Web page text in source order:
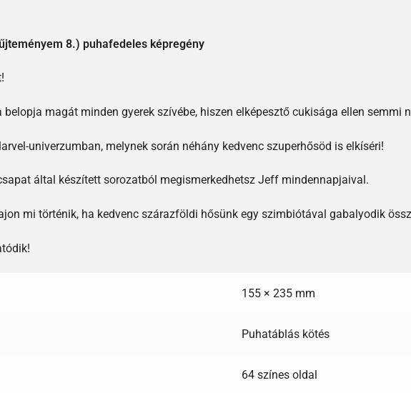
8.) puhafedeles képregény
magát minden gyerek szívébe, hiszen elképesztő cukisága ellen semmi
univerzumban, melynek során néhány kedvenc szuperhősöd is elkíséri!
által készített sorozatból megismerkedhetsz Jeff mindennapjaival.
mi történik, ha kedvenc szárazföldi hősünk egy szimbiótával gabalyodik
155 × 235 mm
Puhatáblás kötés
64 színes oldal